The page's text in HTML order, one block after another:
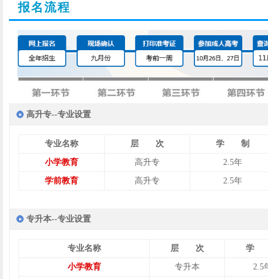
报名流程
高升专--专业设置
专业名称 层 次 学 制
小学教育 高升专 2.5年
学前教育 高升专 2.5年
专升本--专业设置
专业名称 层 次 学
小学教育 专升本 2.5